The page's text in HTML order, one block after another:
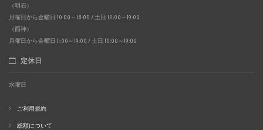
（明石）
月曜日から金曜日 10:00～18:00 / 土日 10:00～19:00
（西神）
月曜日から金曜日 11:00～19:00 / 土日 10:00～19:00
定休日
水曜日
ご利用規約
総額について